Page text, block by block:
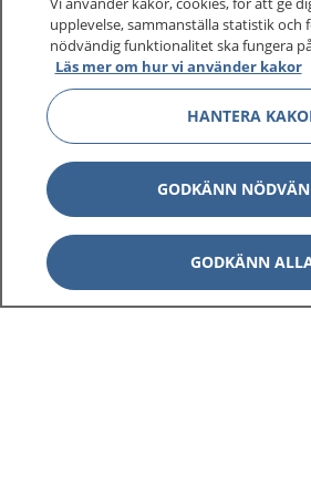
sjukdomar och vilka mottagningar
Logga in för att läsa din journal
vårdärenden. Ring telefonnummer
sjukvårdsrådgivning dygnet runt.
1177 ger dig råd när du vill må
1177 på flera språk
upplevelse, sammanställa statistik och
nödvändig funktionalitet ska fungera
Läs mer om hur vi använder kakor
HANTERA
GODKÄNN
GODKÄNN